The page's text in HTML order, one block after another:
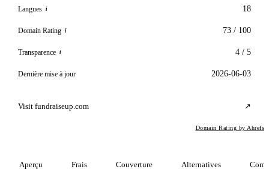
Langues i 18
Domain Rating i 73 / 100
Transparence i 4 / 5
Dernière mise à jour 2026-06-03
Visit fundraiseup.com ↗
Domain Rating by Ahrefs
Aperçu Frais Couverture Alternatives